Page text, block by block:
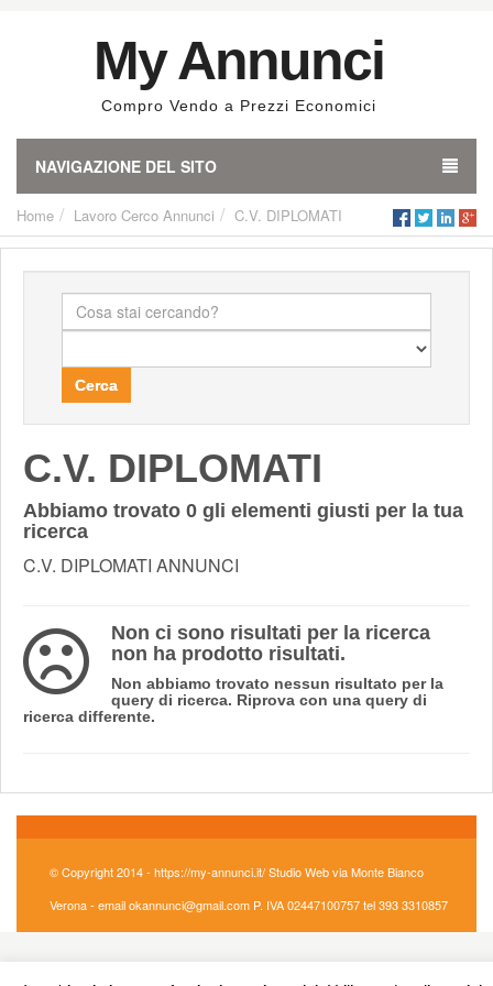
My Annunci
Compro Vendo a Prezzi Economici
NAVIGAZIONE DEL SITO
Home Lavoro Cerco Annunci C.V. DIPLOMATI
Cerca
C.V. DIPLOMATI
Abbiamo trovato 0 gli elementi giusti per la tua
ricerca
C.V. DIPLOMATI ANNUNCI
Non ci sono risultati per la ricerca
non ha prodotto risultati.
Non abbiamo trovato nessun risultato per la
query di ricerca. Riprova con una query di
ricerca differente.
© Copyright 2014 - https://my-annunci.it/ Studio Web via Monte Bianco
Verona - email okannunci@gmail.com P. IVA 02447100757 tel 393 3310857